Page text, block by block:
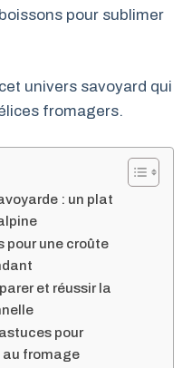
pour sublimer
univers savoyard qui
fromagers.
: un plat
pour une croûte
et réussir la
pour
au fromage